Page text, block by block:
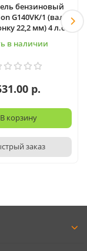
бензиновый
G140VK/1 (вал
22,2 мм) 4 л.с.
в наличии
р.
В корзину
заказ